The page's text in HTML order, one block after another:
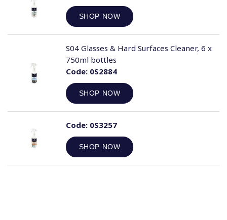
SHOP NOW
Code:0S2884
SHOP NOW
S04 Glasses & Hard Surfaces Cleaner, 6 x
750ml bottles
Code:0S3257
SHOP NOW